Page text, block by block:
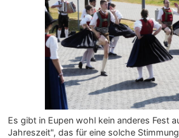
Mehrere Menschen in Londons City
05.08.2026 - 17:19 von Chips zu
Wasserstand des Rheins in NRW so
05.08.2026 - 17:18 von Chips zu
Wasserstand des Rheins in NRW so
05.08.2026 - 17:05 von Dax zu
Wie kam es zur Ceuta-Krise?
05.08.2026 - 17:00 von Chips zu
Wasserstand des Rheins in NRW so
Es gibt in Eupen wohl kein anderes Fest
Jahreszeit", das für eine solche